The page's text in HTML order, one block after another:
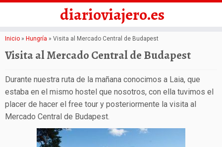
Saltar
al
contenido
diarioviajero.es
Inicio » Hungría » Visita al Mercado Central de Budapest
Visita al Mercado Central de Budapest
Durante nuestra ruta de la mañana conocimos a Laia, que
estaba en el mismo hostel que nosotros, con ella tuvimos el
placer de hacer el free tour y posteriormente la visita al
Mercado Central de Budapest.